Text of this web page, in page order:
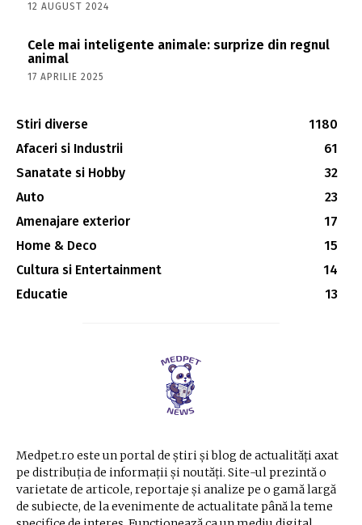
12 AUGUST 2024
Cele mai inteligente animale: surprize din regnul
animal
17 APRILIE 2025
Stiri diverse
1180
Afaceri si Industrii
61
Sanatate si Hobby
32
Auto
23
Amenajare exterior
17
Home & Deco
15
Cultura si Entertainment
14
Educatie
13
Medpet.ro este un portal de știri și blog de actualități axat
pe distribuția de informații și noutăți. Site-ul prezintă o
varietate de articole, reportaje și analize pe o gamă largă
de subiecte, de la evenimente de actualitate până la teme